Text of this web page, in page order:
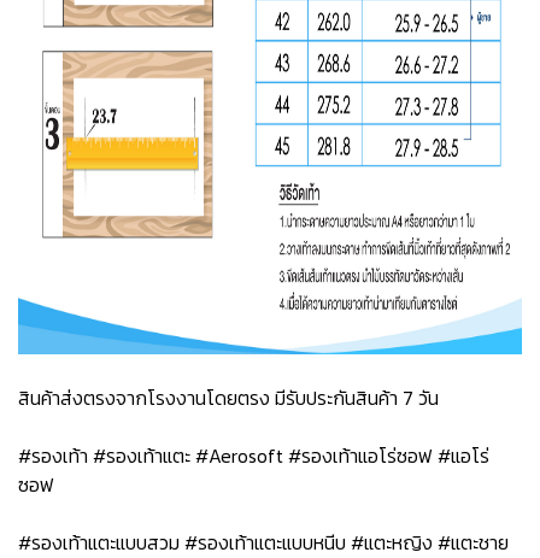
สินค้าส่งตรงจากโรงงานโดยตรง มีรับประกันสินค้า 7 วัน
#รองเท้า #รองเท้าแตะ #Aerosoft #รองเท้าแอโร่ซอฟ #แอโร่
ซอฟ
#รองเท้าแตะแบบสวม #รองเท้าแตะแบบหนีบ #แตะหญิง #แตะชาย